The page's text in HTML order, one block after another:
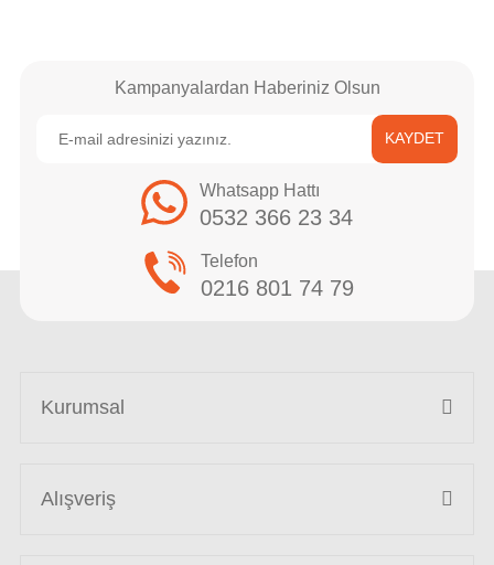
Kampanyalardan Haberiniz Olsun
KAYDET
Whatsapp Hattı
0532 366 23 34
Telefon
0216 801 74 79
Kurumsal
Alışveriş